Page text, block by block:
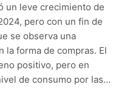
el cuidado de la salud
ráfagas de viento
tirar napalm sobre
un leve crecimiento de
pero con un fin de
se observa una
la forma de compras. El
positivo, pero en
de consumo por las…